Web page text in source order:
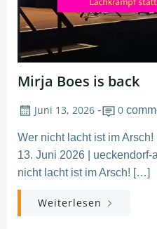
Mirja Boes is back
Juni 13, 2026 - 0
Wer nicht lacht ist im
13. Juni 2026 |
nicht lacht ist im Arsch! […]
Weiterlesen